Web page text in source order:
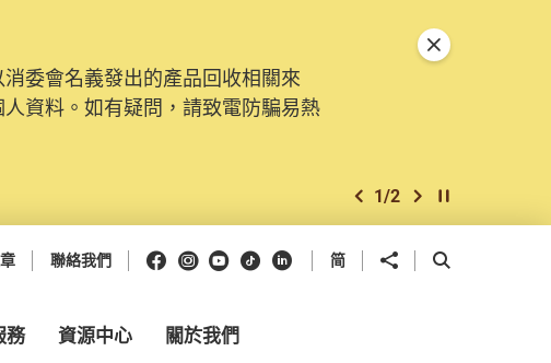
委會名義發出的產品回收相關來
資料。如有疑問，請致電防騙易熱
上一個
1/2 下一個開始/暫停幻燈
關閉特別通告
聯絡我們 Facebook
Instagram
Youtube
抖音領英 简 分享到 開啟搜尋框
務 資源中心 關於我們